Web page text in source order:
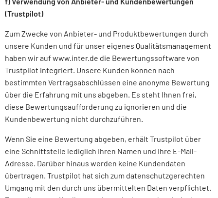
(Trustpilot)
Zum Zwecke von Anbieter- und Produktbewertungen durch
unsere Kunden und für unser eigenes Qualitätsmanagement
haben wir auf www.inter.de die Bewertungssoftware von
Trustpilot integriert. Unsere Kunden können nach
bestimmten Vertragsabschlüssen eine anonyme Bewertung
über die Erfahrung mit uns abgeben. Es steht Ihnen frei,
diese Bewertungsaufforderung zu ignorieren und die
Kundenbewertung nicht durchzuführen.
Wenn Sie eine Bewertung abgeben, erhält Trustpilot über
eine Schnittstelle lediglich Ihren Namen und Ihre E-Mail-
Adresse. Darüber hinaus werden keine Kundendaten
übertragen. Trustpilot hat sich zum datenschutzgerechten
Umgang mit den durch uns übermittelten Daten verpflichtet.